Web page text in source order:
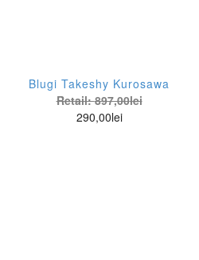
Blugi Takeshy Kurosawa
Retail:897,00lei
290,00lei